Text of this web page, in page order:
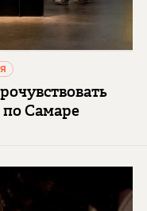
по Самаре